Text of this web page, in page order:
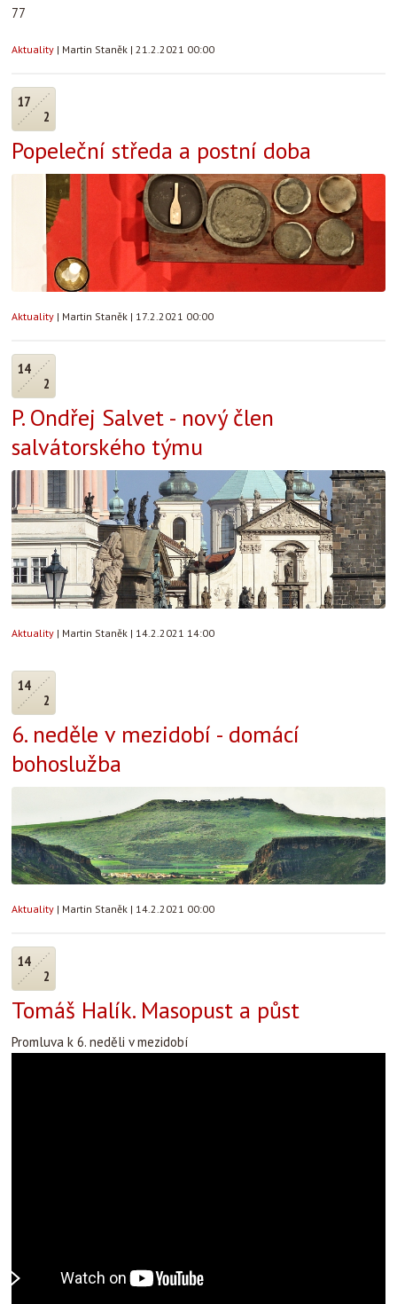
77
Aktuality | Martin Staněk | 21.2.2021 00:00
17
2
Popeleční středa a postní doba
Aktuality | Martin Staněk | 17.2.2021 00:00
14
2
P. Ondřej Salvet - nový člen
salvátorského týmu
Aktuality | Martin Staněk | 14.2.2021 14:00
14
2
6. neděle v mezidobí - domácí
bohoslužba
Aktuality | Martin Staněk | 14.2.2021 00:00
14
2
Tomáš Halík. Masopust a půst
Promluva k 6. neděli v mezidobí